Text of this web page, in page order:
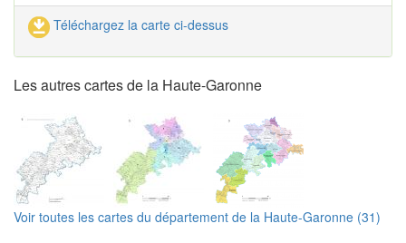
Téléchargez la carte ci-dessus
Les autres cartes de la Haute-Garonne
Voir toutes les cartes du département de la Haute-Garonne (31)